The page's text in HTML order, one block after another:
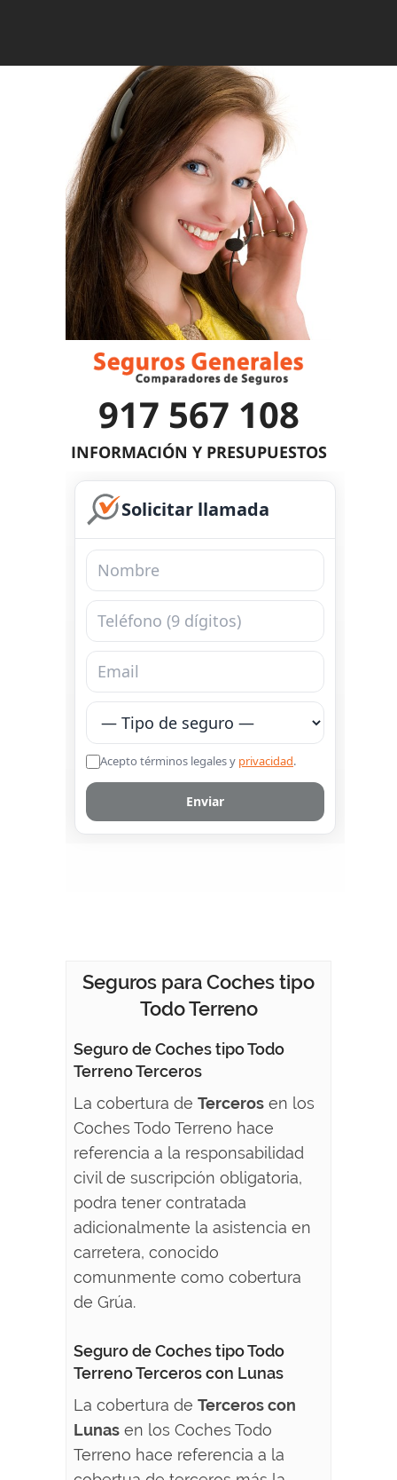
917 567 108
INFORMACIÓN Y PRESUPUESTOS
Seguros para Coches tipo
Todo Terreno
Seguro de Coches tipo Todo
Terreno Terceros
La cobertura de Tercerosen los
Coches Todo Terreno hace
referencia a la responsabilidad
civil de suscripción obligatoria,
podra tener contratada
adicionalmente la asistencia en
carretera, conocido
comunmente como cobertura
de Grúa.
Seguro de Coches tipo Todo
Terreno Terceros con Lunas
La cobertura de Terceros con
Lunasen los Coches Todo
Terreno hace referencia a la